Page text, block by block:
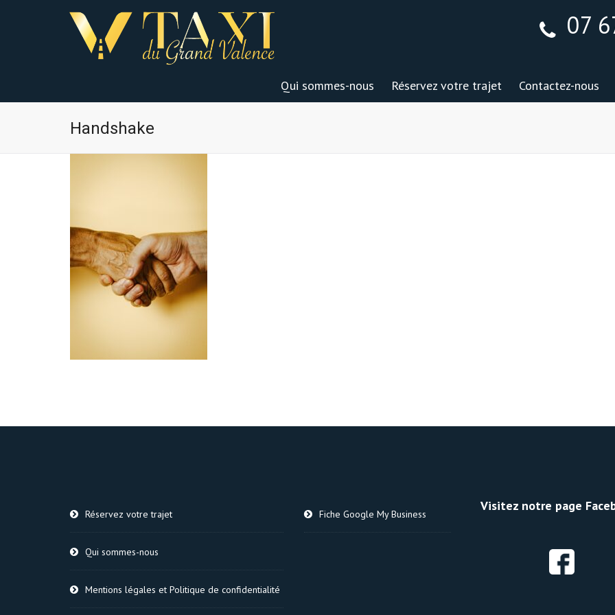
07
Qui sommes-nous Réservez votre trajet Contactez-nous
Handshake
Réservez votre trajet
Qui sommes-nous
Mentions légales et Politique de confidentialité
Fiche Google My Business
Visitez notre page